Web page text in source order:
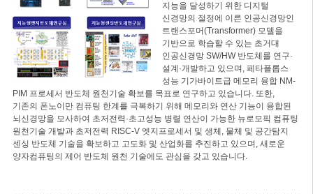
지능을 달성하기 위한 디지털
신경망의 절정에 이른 인공신경망인
트랜스포머(Transformer) 모델을
기반으로 학습할 수 있는 초거대
인공신경망 SW/HW 반도체를 연구·
설계·개발하고 있으며, 페타플롭스
성능 기가바이트급 메모리 융합 NM-
PIM 프로세서 반도체 원천기술 확보를 목표로 연구하고 있습니다. 또한,
기존의 폰노이만 컴퓨팅 한계를 극복하기 위해 메모리와 연산 기능이 융합된
뇌신경망을 모사하여 초저전력·초고성능 병렬 연산이 가능한 뉴로모픽 컴퓨팅
원천기술 개발과 초저전력 RISC-V 엣지프로세서 및 생체, 물체 및 공간탐지
센싱 반도체 기술을 확보하고 고도화 및 산업화를 추진하고 있으며, 새로운
양자컴퓨팅의 제어 반도체 원천 기술에도 관심을 갖고 있습니다.